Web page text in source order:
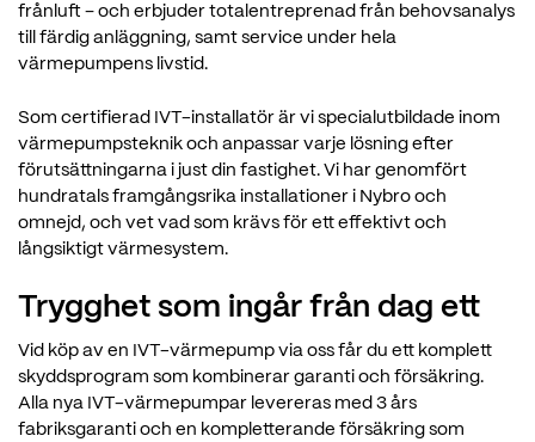
frånluft – och erbjuder totalentreprenad från behovsanalys
till färdig anläggning, samt service under hela
värmepumpens livstid.
Som certifierad IVT-installatör är vi specialutbildade inom
värmepumpsteknik och anpassar varje lösning efter
förutsättningarna i just din fastighet. Vi har genomfört
hundratals framgångsrika installationer i Nybro och
omnejd, och vet vad som krävs för ett effektivt och
långsiktigt värmesystem.
Trygghet som ingår från dag ett
Vid köp av en IVT-värmepump via oss får du ett komplett
skyddsprogram som kombinerar garanti och försäkring.
Alla nya IVT-värmepumpar levereras med 3 års
fabriksgaranti och en kompletterande försäkring som